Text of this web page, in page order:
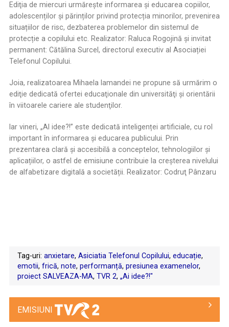
Ediţia de miercuri urmărește informarea și educarea copiilor,
adolescenților și părinților privind protecția minorilor, prevenirea
situațiilor de risc, dezbaterea problemelor din sistemul de
protecție a copilului etc. Realizator: Raluca Rogojină şi invitat
permanent: Cătălina Surcel, directorul executiv al Asociației
Telefonul Copilului.
Joia, realizatoarea Mihaela Iamandei ne propune să urmărim o
ediţie dedicată ofertei educaţionale din universităţi şi orientării
în viitoarele cariere ale studenţilor.
Iar vineri, „AI idee?!” este dedicată inteligenței artificiale, cu rol
important în informarea și educarea publicului. Prin
prezentarea clară și accesibilă a conceptelor, tehnologiilor și
aplicațiilor, o astfel de emisiune contribuie la creșterea nivelului
de alfabetizare digitală a societății. Realizator: Codruţ Pânzaru
Tag-uri: anxietare, Asiciatia Telefonul Copilului, educație,
emotii, frică, note, performanță, presiunea examenelor,
proiect SALVEAZA-MA, TVR 2, „Ai idee?!"
EMISIUNI